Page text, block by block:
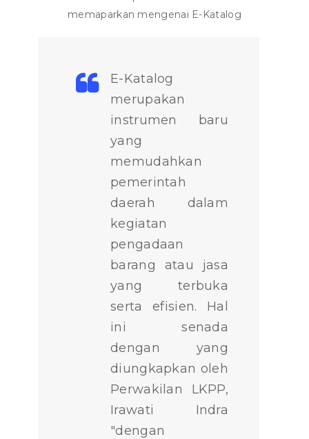
memaparkan mengenai E-Katalog
E-Katalog
merupakan
instrumen baru
yang
memudahkan
pemerintah
daerah dalam
kegiatan
pengadaan
barang atau jasa
yang terbuka
serta efisien. Hal
ini senada
dengan yang
diungkapkan oleh
Perwakilan LKPP,
Irawati Indra
"dengan